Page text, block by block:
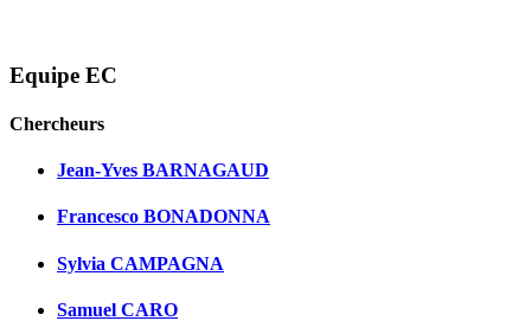
Equipe EC
Chercheurs
Jean-Yves BARNAGAUD
Francesco BONADONNA
Sylvia CAMPAGNA
Samuel CARO